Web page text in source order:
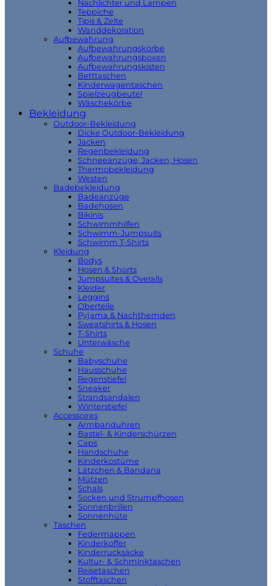
Nachlichter und Lampen
Teppiche
Tipis & Zelte
Wanddekoration
Aufbewahrung
Aufbewahrungskörbe
Aufbewahrungsboxen
Aufbewahrungskisten
Betttaschen
Kinderwagentaschen
Spielzeugbeutel
Wäschekörbe
Bekleidung
Outdoor-Bekleidung
Dicke Outdoor-Bekleidung
Jacken
Regenbekleidung
Schneeanzüge, Jacken, Hosen
Thermobekleidung
Westen
Badebekleidung
Badeanzüge
Badehosen
Bikinis
Schwimmhilfen
Schwimm-Jumpsuits
Schwimm T-Shirts
Kleidung
Bodys
Hosen & Shorts
Jumpsuites & Overalls
Kleider
Leggins
Oberteile
Pyjama & Nachthemden
Sweatshirts & Hosen
T-Shirts
Unterwäsche
Schuhe
Babyschuhe
Hausschuhe
Regenstiefel
Sneaker
Strandsandalen
Winterstiefel
Accessoires
Armbanduhren
Bastel- & Kinderschürzen
Caps
Handschuhe
Kinderkostüme
Lätzchen & Bandana
Mützen
Schals
Socken und Strumpfhosen
Sonnenbrillen
Sonnenhüte
Taschen
Federmappen
Kinderkoffer
Kinderrucksäcke
Kultur- & Schminktaschen
Reisetaschen
Stofftaschen